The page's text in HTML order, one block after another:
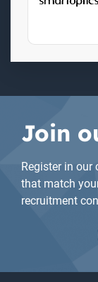
Join
Register in
that match
recruitment